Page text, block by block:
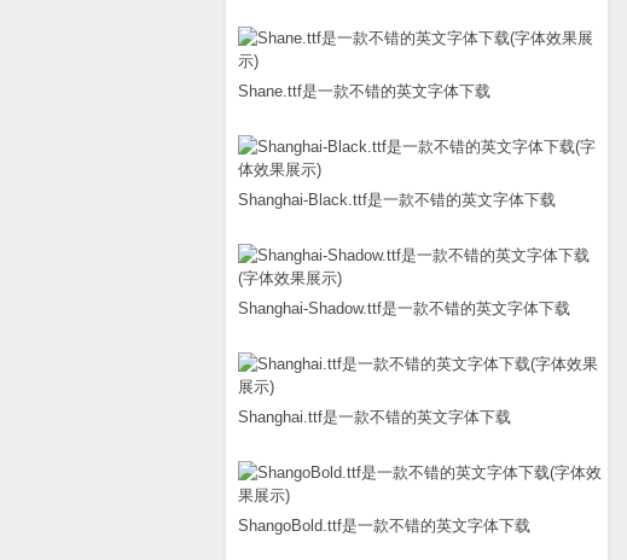
Shane.ttf是一款不错的英文字体下载
Shanghai-Black.ttf是一款不错的英文字体下载
Shanghai-Shadow.ttf是一款不错的英文字体下载
Shanghai.ttf是一款不错的英文字体下载
ShangoBold.ttf是一款不错的英文字体下载